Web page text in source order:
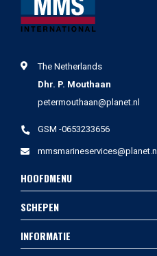
The Netherlands
Dhr. P. Mouthaan
petermouthaan@planet.nl
GSM -0653233656
mmsmarineservices@planet.nl
HOOFDMENU
SCHEPEN
INFORMATIE